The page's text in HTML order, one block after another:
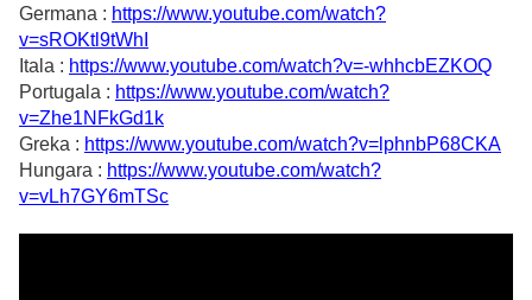
Germana : https://www.youtube.com/watch?
v=sROKtl9tWhI
Itala : https://www.youtube.com/watch?v=-whhcbEZKOQ
Portugala : https://www.youtube.com/watch?
v=Zhe1NFkGd1k
Greka : https://www.youtube.com/watch?v=lphnbP68CKA
Hungara : https://www.youtube.com/watch?
v=vLh7GY6mTSc